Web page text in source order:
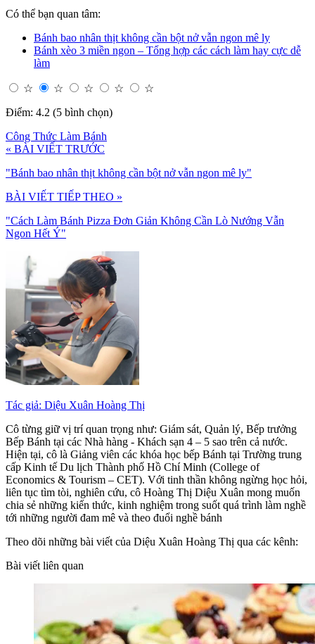
Có thể bạn quan tâm:
Bánh bao nhân thịt không cần bột nở vẫn ngon mê ly
Bánh xèo 3 miền ngon – Tổng hợp các cách làm hay cực dễ
làm
☆ ☆ ☆ ☆
☆
Điểm: 4.2 (5 bình chọn)
Công Thức Làm Bánh
« BÀI VIẾT TRƯỚC
"Bánh bao nhân thịt không cần bột nở vẫn ngon mê ly"
BÀI VIẾT TIẾP THEO »
"Cách Làm Bánh Pizza Đơn Giản Không Cần Lò Nướng Vẫn
Ngon Hết Ý"
Tác giả: Diệu Xuân Hoàng Thị
Cô từng giữ vị trí quan trọng như: Giám sát, Quản lý, Bếp trưởng
Bếp Bánh tại các Nhà hàng - Khách sạn 4 – 5 sao trên cả nước.
Hiện tại, cô là Giảng viên các khóa học bếp Bánh tại Trường trung
cấp Kinh tế Du lịch Thành phố Hồ Chí Minh (College of
Economics & Tourism – CET). Với tinh thần không ngừng học hỏi,
liên tục tìm tòi, nghiên cứu, cô Hoàng Thị Diệu Xuân mong muốn
chia sẻ những kiến thức, kinh nghiệm trong suốt quá trình làm nghề
tới những người đam mê và theo đuổi nghề bánh
Theo dõi những bài viết của Diệu Xuân Hoàng Thị qua các kênh:
Bài viết liên quan